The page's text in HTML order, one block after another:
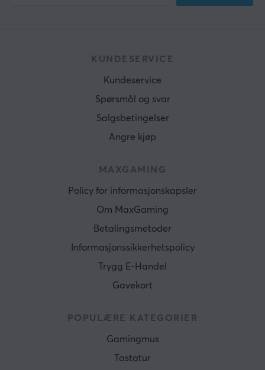
KUNDESERVICE
Kundeservice
Spørsmål og svar
Salgsbetingelser
Angre kjøp
MAXGAMING
Policy for informasjonskapsler
Om MaxGaming
Betalingsmetoder
Informasjonssikkerhetspolicy
Trygg E-Handel
Gavekort
POPULÆRE KATEGORIER
Gamingmus
Tastatur